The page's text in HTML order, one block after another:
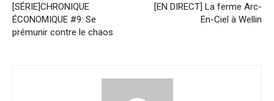
[SÉRIE]CHRONIQUE
ÉCONOMIQUE #9: Se
prémunir contre le chaos
[EN DIRECT] La ferme Arc-
En-Ciel à Wellin